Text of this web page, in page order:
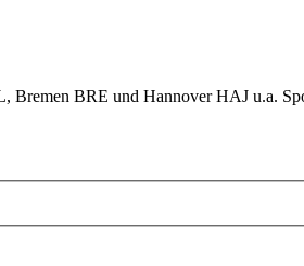
BRE und Hannover HAJ u.a.